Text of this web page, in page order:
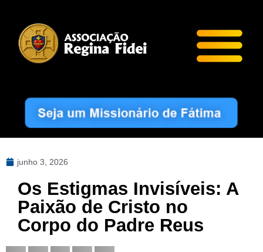
junho 3, 2026
Os Estigmas Invisíveis: A
Paixão de Cristo no
Corpo do Padre Reus